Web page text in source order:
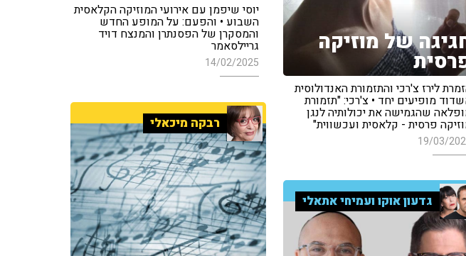
של מוזיקה
לירז צ'רכי והתזמורת האנדולוסית
מופיעים יחד • צ'רכי: "תזמורת
שהגמישה את יכולותיה לנגן
פרסית - קלאסית ועכשווית"
19/03/
יוסי שיפמן עם אירועי המוזיקה הקלאסית
השבוע • והפעם: על המופע החדש
והמסקרן של הפסנתרן והמנצח דויד
גריילסאמר
14/02/2025
רבקה מיכאלי
גדעון אוקו ועמיחי אתאלי